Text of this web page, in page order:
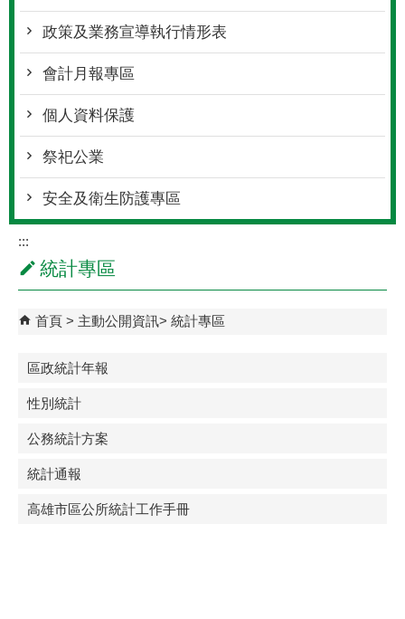
政策及業務宣導執行情形表
會計月報專區
個人資料保護
祭祀公業
安全及衛生防護專區
:::
統計專區
首頁 主動公開資訊 統計專區
區政統計年報
性別統計
公務統計方案
統計通報
高雄市區公所統計工作手冊